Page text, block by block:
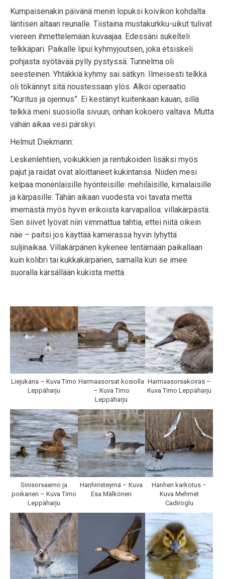
Kumpaisenakin päivänä menin lopuksi koivikon kohdalta
läntisen altaan reunalle. Tiistaina mustakurkku-uikut tulivat
viereen ihmettelemään kuvaajaa. Edessäni sukelteli
telkkäpari. Paikalle lipui kyhmyjoutsen, joka etsiskeli
pohjasta syötävää pylly pystyssä. Tunnelma oli
seesteinen. Yhtäkkiä kyhmy sai sätkyn. Ilmeisesti telkkä
oli tökännyt sitä noustessaan ylös. Alkoi operaatio
”Kuritus ja ojennus”. Ei kestänyt kuitenkaan kauan, sillä
telkkä meni suosiolla sivuun, onhan kokoero valtava. Mutta
vähän aikaa vesi pärskyi.
Helmut Diekmann:
Leskenlehtien, voikukkien ja rentukoiden lisäksi myös
pajut ja raidat ovat aloittaneet kukintansa. Niiden mesi
kelpaa monenlaisille hyönteisille: mehiläisille, kimalaisille
ja kärpäsille. Tähän aikaan vuodesta voi tavata mettä
imemästä myös hyvin erikoista karvapalloa: villakärpästä.
Sen siivet lyövät niin vimmattua tahtia, ettei niitä oikein
näe – paitsi jos käyttää kamerassa hyvin lyhyttä
suljinaikaa. Villakärpänen kykenee lentämään paikallaan
kuin kolibri tai kukkakärpänen, samalla kun se imee
suoralla kärsällään kukista mettä.
Liejukana – Kuva Timo
Leppäharju
Harmaasorsat kosiolla
– Kuva Timo
Leppäharju
Harmaasorsakoiras –
Kuva Timo Leppäharju
Sinisorsaemo ja
poikanen – Kuva Timo
Leppäharju
Hanhiristeymä – Kuva
Esa Mälkönen
Hanhen karkotus –
Kuva Mehmet
Cadiroglu